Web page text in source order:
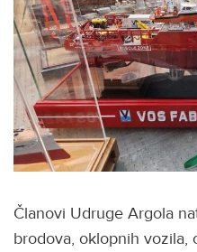
Članovi Udruge Argola
brodova, oklopnih vozila,